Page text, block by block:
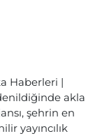
Haberleri |
akla
şehrin en
yayıncılık